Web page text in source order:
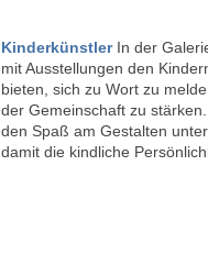
KinderkünstlerIn der
mit Ausstellungen den
bieten, sich zu Wort zu
der Gemeinschaft zu
den Spaß am Gestalten
damit die kindliche